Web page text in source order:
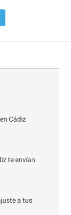
Cádiz
te envían
a tus